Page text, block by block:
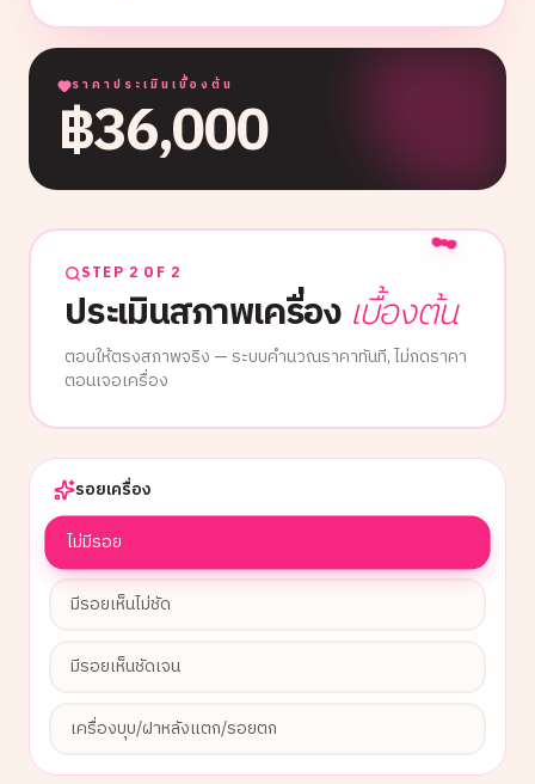
ราคาประเมินเบื้องต้น
฿36,000
STEP 2 OF 2
ประเมินสภาพเครื่อง เบื้องต้น
ตอบให้ตรงสภาพจริง — ระบบคำนวณราคาทันที, ไม่กดราคา
ตอนเจอเครื่อง
รอยเครื่อง
ไม่มีรอย
มีรอยเห็นไม่ชัด
มีรอยเห็นชัดเจน
เครื่องบุบ/ฝาหลังแตก/รอยตก